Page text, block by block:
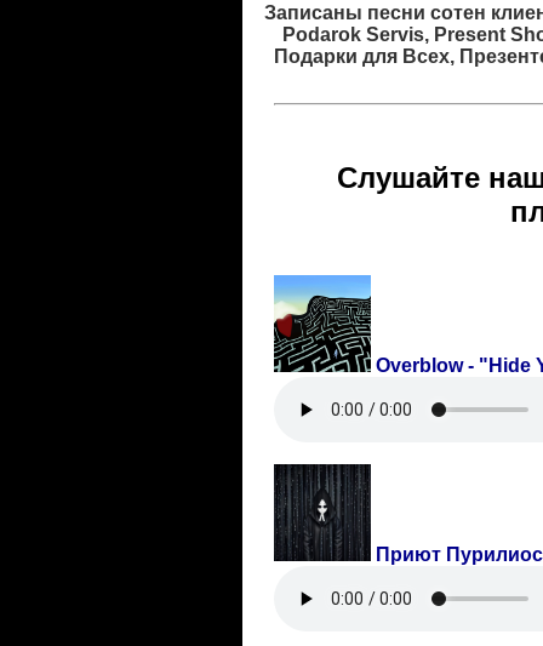
Записаны песни сотен
Podarok Servis, Present
Подарки для Всех,
Слушайте
Overblow- "Hide
Приют Пурилиос